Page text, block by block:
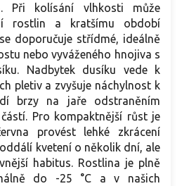
Při kolísání vlhkosti může
rostlin a kratšímu období
doporučuje střídmé, ideálně
nebo vyváženého hnojiva s
Nadbytek dusíku vede k
pletiv a zvyšuje náchylnost k
brzy na jaře odstraněním
Pro kompaktnější růst je
provést lehké zkrácení
kvetení o několik dní, ale
habitus. Rostlina je plně
do -25 °C a v našich